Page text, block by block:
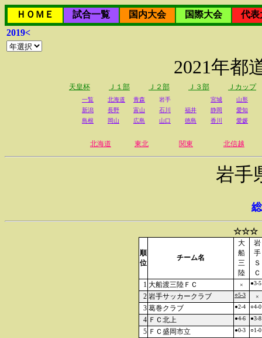
ＨＯＭＥ 試合一覧 国内大会 国際大会
代表
2019<
2021年都
天皇杯 Ｊ１部 Ｊ２部 Ｊ３部 Ｊカップ
一覧 北海道 青森 岩手 宮城
山形
新潟
長野 富山 石川 福井 静岡
愛知
島根
岡山 広島 山口 徳島 香川 愛媛
北海道 東北 関東 北信越
岩手
☆☆☆
順
位
チーム名
大
船
三
陸
岩
手
Ｓ
Ｃ
1 大船渡三陸ＦＣ × ●3-5
2 岩手サッカークラブ ○5-3 ×
3 葛巻クラブ ●2-4 ○4-0
4 ＦＣ北上 ●4-6 ●3-8
5 ＦＣ盛岡市立 ●0-3 ○1-0